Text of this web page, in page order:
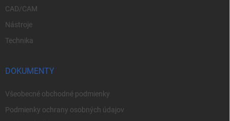
CAD/CAM
Nástroje
Technika
DOKUMENTY
Všeobecné obchodné podmienky
Podmienky ochrany osobných údajov